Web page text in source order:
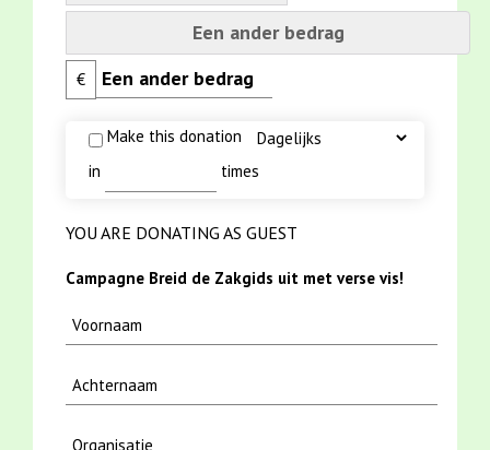
Een ander bedrag
€
Make this donation
in
times
YOU ARE DONATING AS GUEST
Campagne Breid de Zakgids uit met verse vis!